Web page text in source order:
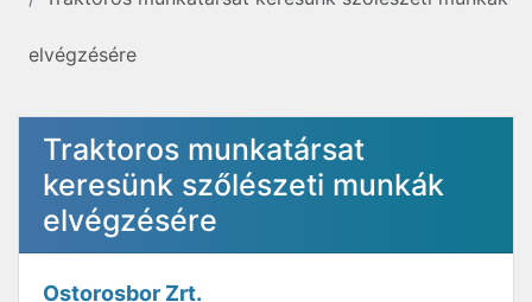
elvégzésére
Traktoros munkatársat
keresünk szőlészeti munkák
elvégzésére
Ostorosbor Zrt.